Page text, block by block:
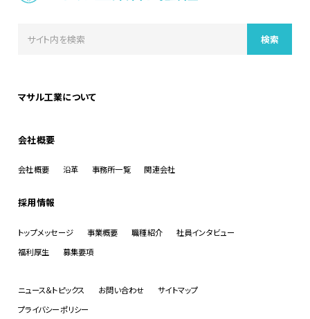
マサル工業について
会社概要
会社概要 沿革 事務所一覧 関連会社
採用情報
トップメッセージ 事業概要 職種紹介
社員インタビュー
福利厚生
募集要項
ニュース＆トピックス お問い合わせ
サイトマップ
プライバシーポリシー